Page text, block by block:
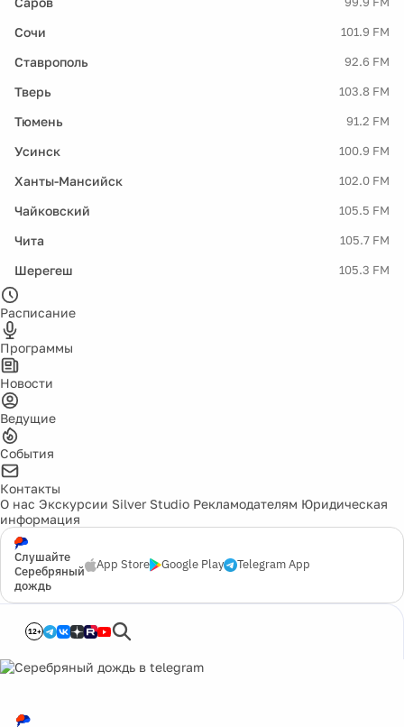
Сочи 101.9 FM
Ставрополь 92.6 FM
Тверь 103.8 FM
Тюмень 91.2 FM
Усинск 100.9 FM
Ханты-Мансийск 102.0 FM
Чайковский 105.5 FM
Чита 105.7 FM
Шерегеш 105.3 FM
Расписание
Программы
Новости
Ведущие
События
Контакты
О нас Экскурсии Silver Studio Рекламодателям Юридическая
информация
Слушайте
Серебряный
дождь
App Store Google Play Telegram App
12+